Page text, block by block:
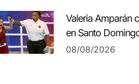
Valeria Amparán
en Santo
08/08/2026